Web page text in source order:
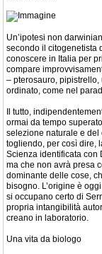
Un’ipotesi non
secondo il citogenetista
conoscere in Italia per
compare
– pterosauro,
ordinato, come nel
Il tutto,
ormai da tempo
selezione naturale e del
togliendo, per così dire,
Scienza identificata con
ma che non avrà presa
dominante delle cose,
bisogno. L’origine è
si occupano certo di
propria intangibilità
creano in laboratorio.
Una vita da biologo